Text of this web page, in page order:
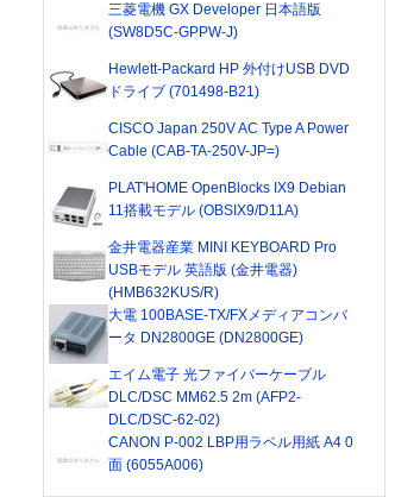
三菱電機 GX Developer 日本語版
(SW8D5C-GPPW-J)
Hewlett-Packard HP 外付けUSB DVD
ドライブ (701498-B21)
CISCO Japan 250V AC Type A Power
Cable (CAB-TA-250V-JP=)
PLAT'HOME OpenBlocks IX9 Debian
11搭載モデル (OBSIX9/D11A)
金井電器産業 MINI KEYBOARD Pro
USBモデル 英語版 (金井電器)
(HMB632KUS/R)
大電 100BASE-TX/FXメディアコンバ
ータ DN2800GE (DN2800GE)
エイム電子 光ファイバーケーブル
DLC/DSC MM62.5 2m (AFP2-
DLC/DSC-62-02)
CANON P-002 LBP用ラベル用紙 A4 0
面 (6055A006)